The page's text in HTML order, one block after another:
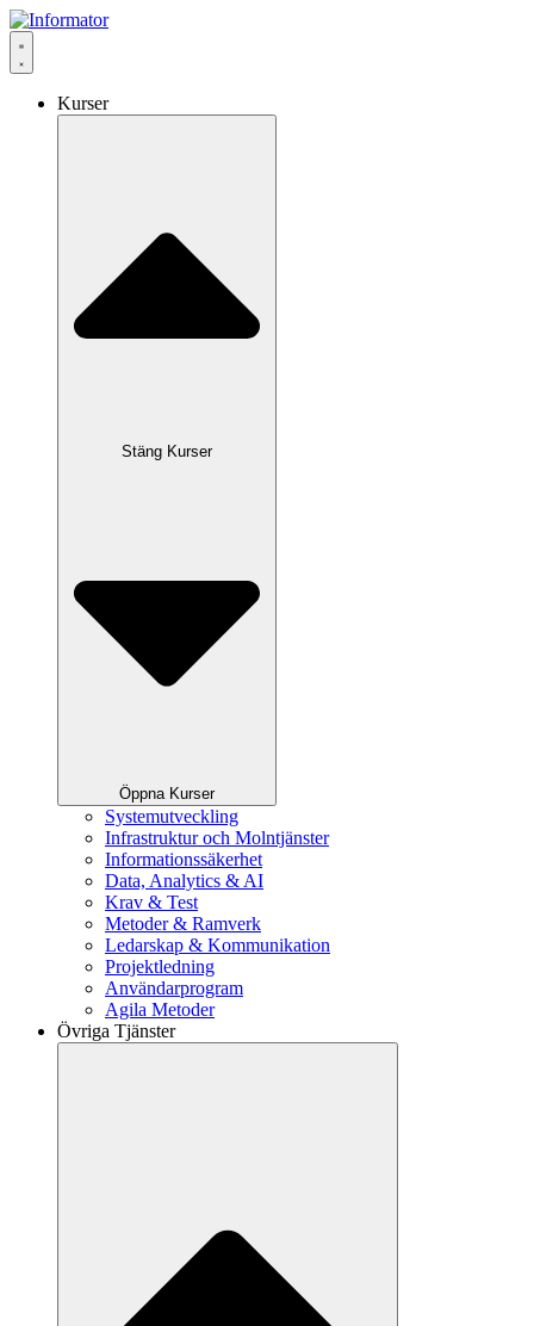
Hoppa
till
innehåll
Kurser
Stäng Kurser
Öppna Kurser
Systemutveckling
Infrastruktur och Molntjänster
Informationssäkerhet
Data, Analytics & AI
Krav & Test
Metoder & Ramverk
Ledarskap & Kommunikation
Projektledning
Användarprogram
Agila Metoder
Övriga Tjänster